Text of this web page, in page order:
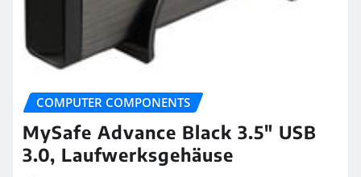
COMPUTER COMPONENTS
MySafe Advance Black 3.5″ USB
3.0, Laufwerksgehäuse